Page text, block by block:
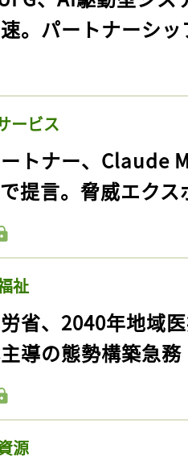
。パートナーシ
ービス
ートナー、Claude
提言。脅威エク
祉
労省、2040年地域
導の態勢構築急務
源